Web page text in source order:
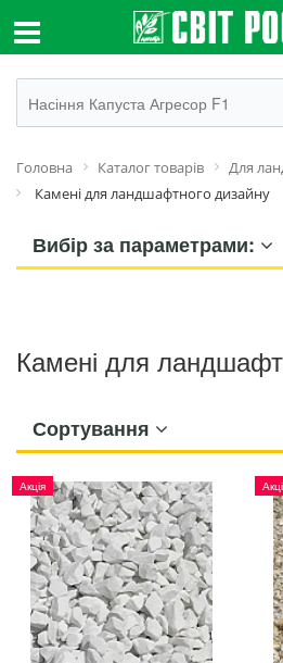
Головна Каталог товарів
Для
Камені для ландшафтного дизайну
Вибір за параметрами:
Камені для
Сортування
Акція